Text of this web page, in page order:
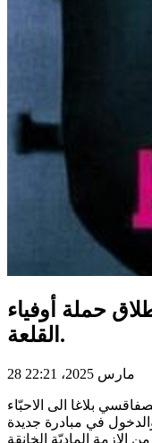
حملة أوفياء
القلعة.
28 مارس 2025، 22:21
بلاغا الى الاحبّاء
في مبادرة جديدة
الازمة الماديّة الخانقة